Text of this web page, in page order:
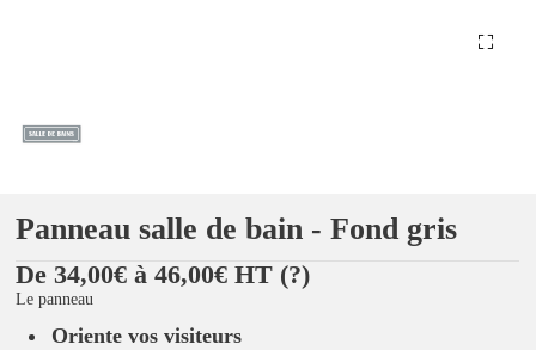
Panneau salle de bain - Fond gris
De 34,00€ à 46,00€ HT (?)
Le panneau
Oriente vos visiteurs